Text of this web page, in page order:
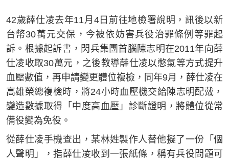
42歲薛仕凌去年11月4日前往地檢署說明，訊後以新
台幣30萬元交保，今被依妨害兵役治罪條例等罪起
訴。根據起訴書，閃兵集團首腦陳志明在2011年向薛
仕凌收取30萬元，之後教導薛仕凌以憋氣等方式提升
血壓數值，再申請變更體位複檢，同年9月，薛仕凌在
高雄榮總複檢時，將24小時血壓機交給陳志明配戴，
變造數據取得「中度高血壓」診斷證明，將體位從常
備役變為免役。
從薛仕凌手機查出，某林姓製作人替他擬了一份「個
人聲明」，指薛仕凌收到一張紙條，稱有兵役問題可